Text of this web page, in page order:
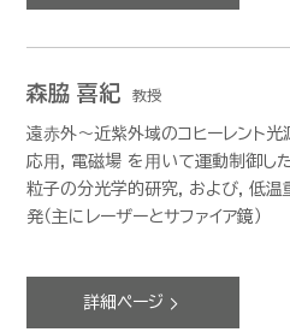
森脇 喜紀 教授
遠⾚外〜近紫外域のコヒーレント
応⽤, 電磁場 を⽤いて運動制御した
粒子の分光学的研究, および, 低
発（主にレーザーとサファイア鏡）
詳細ページ